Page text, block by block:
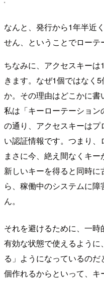
なんと、発行から1年半近
せん、ということでローテ
ちなみに、アクセスキー
きます。なぜ1個ではなく
か。その理由はどこかに書
私は「キーローテーショ
の通り、アクセスキーは
い認証情報です。つまり、
まさに今、絶え間なくキー
新しいキーを得ると同時
ら、稼働中のシステムに
ん。
それを避けるために、一
有効な状態で使えるよう
る」ようになっているの
個作れるからといって、